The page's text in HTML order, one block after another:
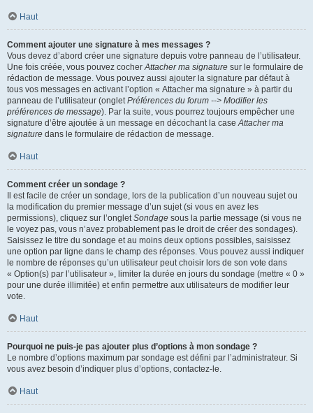
Haut
Comment ajouter une signature à mes messages ?
Vous devez d’abord créer une signature depuis votre panneau de l’utilisateur.
Une fois créée, vous pouvez cocherAttacher ma signature sur le formulaire de
rédaction de message. Vous pouvez aussi ajouter la signature par défaut à
tous vos messages en activant l’option « Attacher ma signature » à partir du
panneau de l’utilisateur (ongletPréférences du forum --> Modifier les
préférences de message). Par la suite, vous pourrez toujours empêcher une
signature d’être ajoutée à un message en décochant la caseAttacher ma
signature dans le formulaire de rédaction de message.
Haut
Comment créer un sondage ?
Il est facile de créer un sondage, lors de la publication d’un nouveau sujet ou
la modification du premier message d’un sujet (si vous en avez les
permissions), cliquez sur l’ongletSondage sous la partie message (si vous ne
le voyez pas, vous n’avez probablement pas le droit de créer des sondages).
Saisissez le titre du sondage et au moins deux options possibles, saisissez
une option par ligne dans le champ des réponses. Vous pouvez aussi indiquer
le nombre de réponses qu’un utilisateur peut choisir lors de son vote dans
« Option(s) par l’utilisateur », limiter la durée en jours du sondage (mettre « 0 »
pour une durée illimitée) et enfin permettre aux utilisateurs de modifier leur
vote.
Haut
Pourquoi ne puis-je pas ajouter plus d’options à mon sondage ?
Le nombre d’options maximum par sondage est défini par l’administrateur. Si
vous avez besoin d’indiquer plus d’options, contactez-le.
Haut